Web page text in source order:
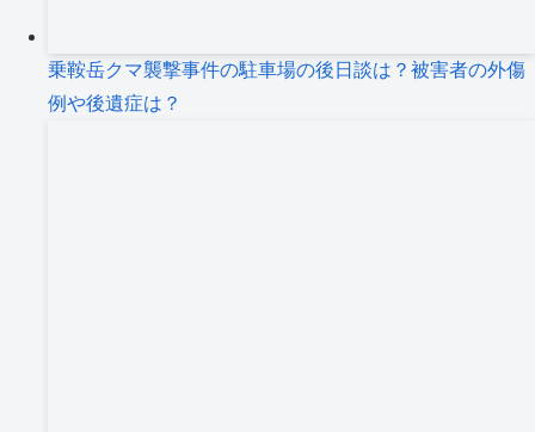
乗鞍岳クマ襲撃事件の駐車場の後日談は？被害者の外傷
例や後遺症は？